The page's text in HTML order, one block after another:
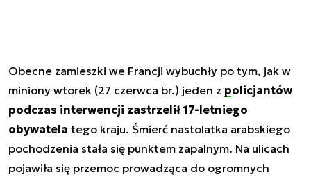
Obecne zamieszki we Francji wybuchły po tym, jak w
miniony wtorek (27 czerwca br.) jeden z policjantów
podczas interwencji zastrzelił 17-letniego
obywatela tego kraju. Śmierć nastolatka arabskiego
pochodzenia stała się punktem zapalnym. Na ulicach
pojawiła się przemoc prowadząca do ogromnych